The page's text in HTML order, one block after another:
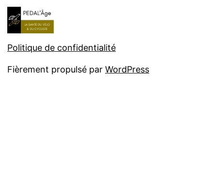
Politique de confidentialité
Fièrement propulsé par WordPress